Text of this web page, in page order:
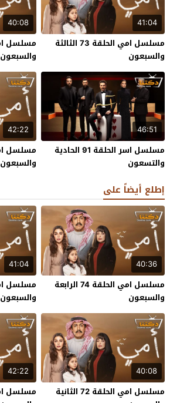
41:04
مسلسل امي الحلقة 73 الثالثة
والسبعون
40:08
والسبعون
46:51
مسلسل اسر الحلقة 91 الحادية
والتسعون
42:22
والسبعون
إطلع أيضاً على
40:36
مسلسل امي الحلقة 74 الرابعة
والسبعون
41:04
والسبعون
40:08
مسلسل امي الحلقة 72 الثانية
42:22